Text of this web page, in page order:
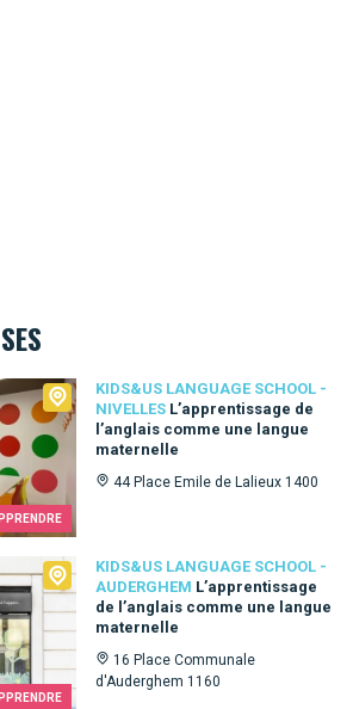
KIDS&US LANGUAGE SCHOOL -
NIVELLES L’apprentissage de
l’anglais comme une langue
maternelle
44 Place Emile de Lalieux 1400
- Nivelles
KIDS&US LANGUAGE SCHOOL -
AUDERGHEM L’apprentissage
de l’anglais comme une langue
maternelle
16 Place Communale
d'Auderghem 1160
- Auderghem